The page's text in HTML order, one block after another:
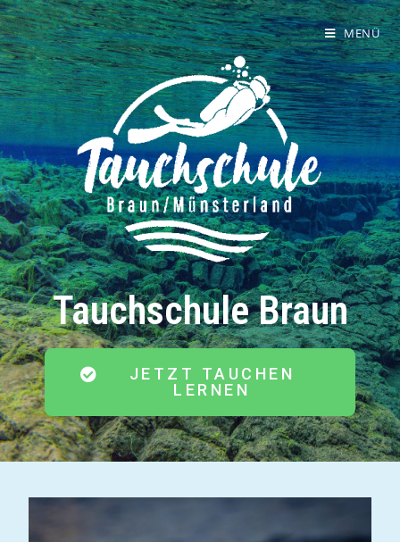
MENÜ
Tauchschule Braun
JETZT TAUCHEN
LERNEN